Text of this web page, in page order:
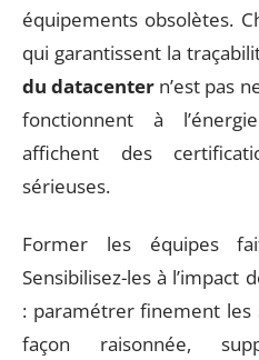
équipements obsolètes.
qui garantissent la
du datacenter n’est pas
fonctionnent à
affichent des
sérieuses.
Former les équipes
Sensibilisez-les à l’impact
: paramétrer finement les
façon raisonnée,